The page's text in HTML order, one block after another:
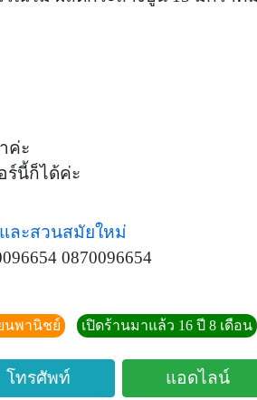
ค่ะ
ร์นี้ก็ได้ค่ะ
ละสวนสมัยใหม่
0870096654
นพานิชย์ เปิดร้านมาแล้ว 16 ปี 8 เดือน
โทรศัพท์ แอดไลน์